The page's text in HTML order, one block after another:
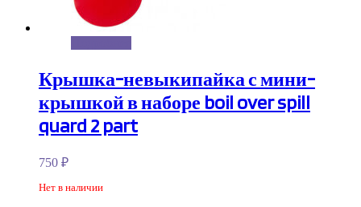
Крышка-невыкипайка с мини-
крышкой в наборе boil over spill
quard 2 part
750 ₽
Нет в наличии